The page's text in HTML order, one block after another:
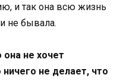
и так она всю жизнь
не бывала.
она не хочет
ничего не делает, что